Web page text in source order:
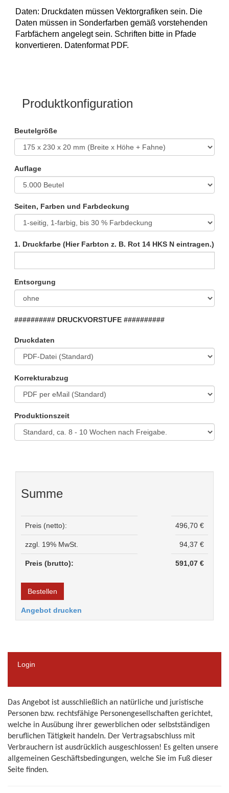
Daten: Druckdaten müssen Vektorgrafiken sein. Die
Daten müssen in Sonderfarben gemäß vorstehenden
Farbfächern angelegt sein. Schriften bitte in Pfade
konvertieren. Datenformat PDF.
Produktkonfiguration
Beutelgröße
Auflage
Seiten, Farben und Farbdeckung
1. Druckfarbe (Hier Farbton z. B. Rot 14 HKS N eintragen.)
Entsorgung
########## DRUCKVORSTUFE ##########
Druckdaten
Korrekturabzug
Produktionszeit
Summe
Preis (netto): 496,70 €
zzgl. 19% MwSt. 94,37 €
Preis (brutto): 591,07 €
Bestellen
Angebot drucken
Login
Das Angebot ist ausschließlich an natürliche und juristische
Personen bzw. rechtsfähige Personengesellschaften gerichtet,
welche in Ausübung ihrer gewerblichen oder selbstständigen
beruflichen Tätigkeit handeln. Der Vertragsabschluss mit
Verbrauchern ist ausdrücklich ausgeschlossen! Es gelten unsere
allgemeinen Geschäftsbedingungen, welche Sie im Fuß dieser
Seite finden.